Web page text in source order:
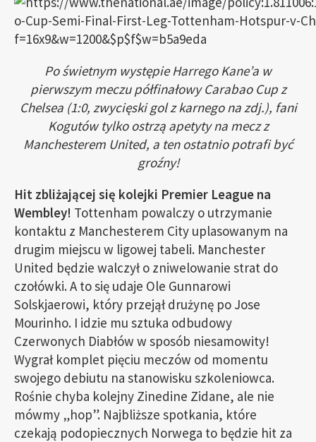
Po świetnym występie Harrego Kane’a w
pierwszym meczu półfinałowy Carabao Cup z
Chelsea (1:0, zwycięski gol z karnego na zdj.), fani
Kogutów tylko ostrzą apetyty na mecz z
Manchesterem United, a ten ostatnio potrafi być
groźny!
Hit zbliżającej się kolejki Premier League na
Wembley! Tottenham powalczy o utrzymanie
kontaktu z Manchesterem City uplasowanym na
drugim miejscu w ligowej tabeli. Manchester
United będzie walczył o zniwelowanie strat do
czołówki. A to się udaje Ole Gunnarowi
Solskjaerowi, który przejął drużynę po Jose
Mourinho. I idzie mu sztuka odbudowy
Czerwonych Diabłów w sposób niesamowity!
Wygrał komplet pięciu meczów od momentu
swojego debiutu na stanowisku szkoleniowca.
Rośnie chyba kolejny Zinedine Zidane, ale nie
mówmy „hop”. Najbliższe spotkania, które
czekają podopiecznych Norwega to będzie hit za